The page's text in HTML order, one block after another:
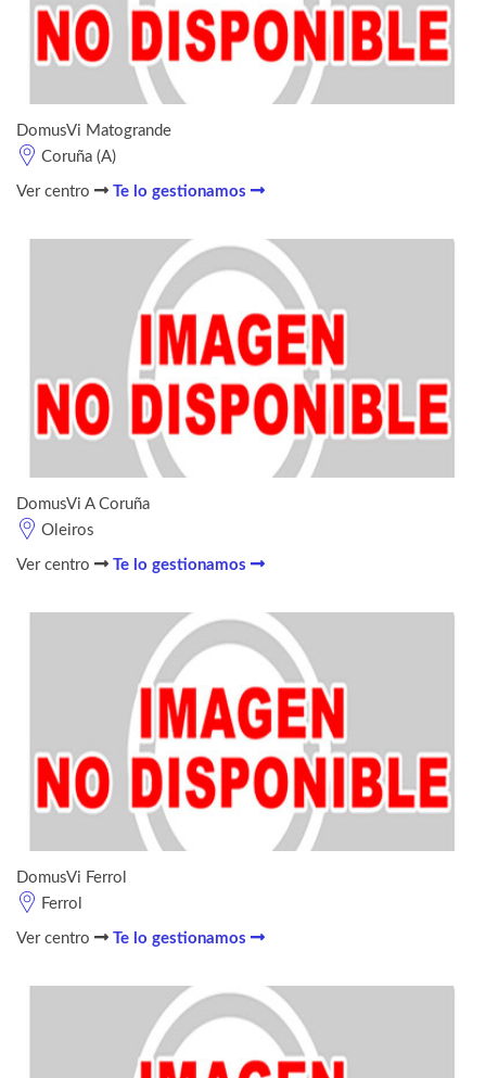
DomusVi Matogrande
Coruña (A)
Ver centro Te lo gestionamos
DomusVi A Coruña
Oleiros
Ver centro Te lo gestionamos
DomusVi Ferrol
Ferrol
Ver centro Te lo gestionamos